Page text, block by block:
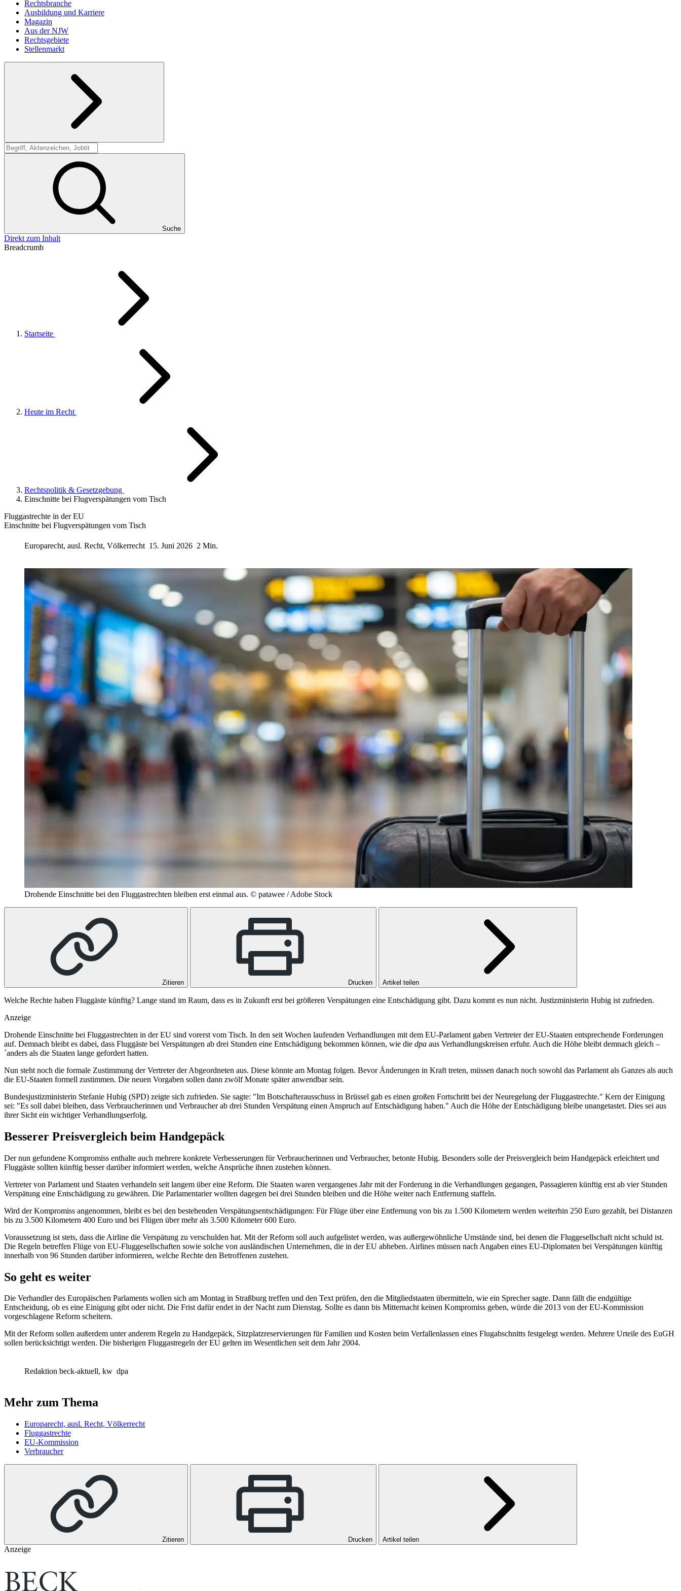
Rechtsbranche
Ausbildung und Karriere
Magazin
Aus der NJW
Rechtsgebiete
Stellenmarkt
Suche
Suche
Direkt zum Inhalt
Breadcrumb
Startseite
Heute im Recht
Rechtspolitik & Gesetzgebung
Einschnitte bei Flugverspätungen vom Tisch
Fluggastrechte in der EU
Einschnitte bei Flugverspätungen vom Tisch
Europarecht, ausl. Recht, Völkerrecht 15. Juni 2026 2 Min.
Drohende Einschnitte bei den Fluggastrechten bleiben erst einmal aus. © patawee / Adobe Stock
Zitieren Drucken Artikel teilen
Welche Rechte haben Fluggäste künftig? Lange stand im Raum, dass es in Zukunft erst bei größeren Verspätungen eine Entschädigung gibt. Dazu kommt es nun nicht. Justizministerin Hubig ist zufrieden.
Anzeige
Drohende Einschnitte bei Fluggastrechten in der EU sind vorerst vom Tisch. In den seit Wochen laufenden Verhandlungen mit dem EU-Parlament gaben Vertreter der EU-Staaten entsprechende Forderungen
auf. Demnach bleibt es dabei, dass Fluggäste bei Verspätungen ab drei Stunden eine Entschädigung bekommen können, wie die dpa aus Verhandlungskreisen erfuhr. Auch die Höhe bleibt demnach gleich –
´anders als die Staaten lange gefordert hatten.
Nun steht noch die formale Zustimmung der Vertreter der Abgeordneten aus. Diese könnte am Montag folgen. Bevor Änderungen in Kraft treten, müssen danach noch sowohl das Parlament als Ganzes als auch
die EU-Staaten formell zustimmen. Die neuen Vorgaben sollen dann zwölf Monate später anwendbar sein.
Bundesjustizministerin Stefanie Hubig (SPD) zeigte sich zufrieden. Sie sagte: "Im Botschafterausschuss in Brüssel gab es einen großen Fortschritt bei der Neuregelung der Fluggastrechte." Kern der Einigung
sei: "Es soll dabei bleiben, dass Verbraucherinnen und Verbraucher ab drei Stunden Verspätung einen Anspruch auf Entschädigung haben." Auch die Höhe der Entschädigung bleibe unangetastet. Dies sei aus
ihrer Sicht ein wichtiger Verhandlungserfolg.
Besserer Preisvergleich beim Handgepäck
Der nun gefundene Kompromiss enthalte auch mehrere konkrete Verbesserungen für Verbraucherinnen und Verbraucher, betonte Hubig. Besonders solle der Preisvergleich beim Handgepäck erleichtert und
Fluggäste sollten künftig besser darüber informiert werden, welche Ansprüche ihnen zustehen können.
Vertreter von Parlament und Staaten verhandeln seit langem über eine Reform. Die Staaten waren vergangenes Jahr mit der Forderung in die Verhandlungen gegangen, Passagieren künftig erst ab vier Stunden
Verspätung eine Entschädigung zu gewähren. Die Parlamentarier wollten dagegen bei drei Stunden bleiben und die Höhe weiter nach Entfernung staffeln.
Wird der Kompromiss angenommen, bleibt es bei den bestehenden Verspätungsentschädigungen: Für Flüge über eine Entfernung von bis zu 1.500 Kilometern werden weiterhin 250 Euro gezahlt, bei Distanzen
bis zu 3.500 Kilometern 400 Euro und bei Flügen über mehr als 3.500 Kilometer 600 Euro.
Voraussetzung ist stets, dass die Airline die Verspätung zu verschulden hat. Mit der Reform soll auch aufgelistet werden, was außergewöhnliche Umstände sind, bei denen die Fluggesellschaft nicht schuld ist.
Die Regeln betreffen Flüge von EU-Fluggesellschaften sowie solche von ausländischen Unternehmen, die in der EU abheben. Airlines müssen nach Angaben eines EU-Diplomaten bei Verspätungen künftig
innerhalb von 96 Stunden darüber informieren, welche Rechte den Betroffenen zustehen.
So geht es weiter
Die Verhandler des Europäischen Parlaments wollen sich am Montag in Straßburg treffen und den Text prüfen, den die Mitgliedstaaten übermitteln, wie ein Sprecher sagte. Dann fällt die endgültige
Entscheidung, ob es eine Einigung gibt oder nicht. Die Frist dafür endet in der Nacht zum Dienstag. Sollte es dann bis Mitternacht keinen Kompromiss geben, würde die 2013 von der EU-Kommission
vorgeschlagene Reform scheitern.
Mit der Reform sollen außerdem unter anderem Regeln zu Handgepäck, Sitzplatzreservierungen für Familien und Kosten beim Verfallenlassen eines Flugabschnitts festgelegt werden. Mehrere Urteile des EuGH
sollen berücksichtigt werden. Die bisherigen Fluggastregeln der EU gelten im Wesentlichen seit dem Jahr 2004.
Redaktion beck-aktuell, kw dpa
Mehr zum Thema
Europarecht, ausl. Recht, Völkerrecht
Fluggastrechte
EU-Kommission
Verbraucher
Zitieren Drucken Artikel teilen
Anzeige